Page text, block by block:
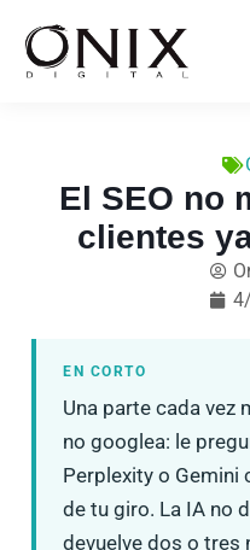
El SEO no
clientes
EN CORTO
Una parte cada vez
no googlea: le
Perplexity o Gemini
de tu giro. La IA no
devuelve dos o tres